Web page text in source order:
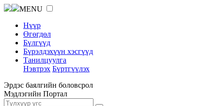
MENU
Нүүр
Өгөгдөл
Бүлгүүд
Бүрэлдэхүүн хэсгүүд
Танилцуулга
Нэвтрэх Бүртгүүлэх
Эрдэс баялгийн боловсрол
Мэдлэгийн Портал